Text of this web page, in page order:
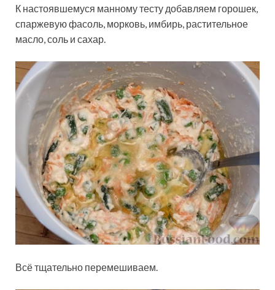
К настоявшемуся манному тесту добавляем горошек,
спаржевую фасоль, морковь, имбирь, растительное
масло, соль и сахар.
Всё тщательно перемешиваем.